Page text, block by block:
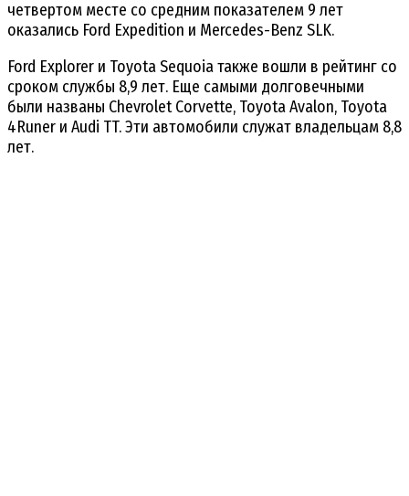
четвертом месте со средним показателем 9 лет
оказались Ford Expedition и Mercedes-Benz SLK.
Ford Explorer и Toyota Sequoia также вошли в рейтинг со
сроком службы 8,9 лет. Еще самыми долговечными
были названы Chevrolet Corvette, Toyota Avalon, Toyota
4Runer и Audi TT. Эти автомобили служат владельцам 8,8
лет.